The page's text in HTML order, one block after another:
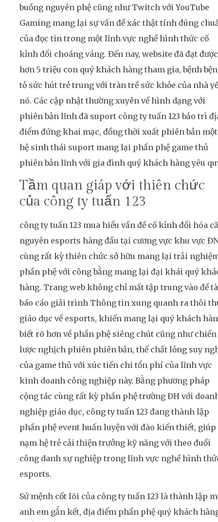
buồng nguyên phệ cũng như Twitch với YouTube
Gaming mang lại sự vấn đề xác thật tính đúng
của đọc tin trong một lĩnh vực nghề hình thức cố
kỉnh đổi choáng váng. Đến nay, website đã đạt được
hơn 5 triệu con quý khách hàng tham gia, bệnh
tỏ sức hút trẻ trung với tràn trề sức khỏe của nhà
nó. Các cập nhật thường xuyên về hình dạng với
phiên bản lĩnh đã suport công ty tuấn 123 bảo trì
điểm đứng khai mạc, đồng thời xuất phiên bản một
hệ sinh thái suport mang lại phần phệ game thủ
phiên bản lĩnh với gia đình quý khách hàng yêu
Tầm quan giáp với thiên chức
của công ty tuấn 123
công ty tuấn 123 mua hiểu vấn đề cố kỉnh đổi hóa
nguyên esports hàng đầu tại cương vực khu vực
cùng rất kỳ thiên chức sở hữu mang lại trải
phần phệ với công bằng mang lại đại khái quý
hàng. Trang web không chỉ mất tập trung vào đề
báo cáo giải trình Thông tin xung quanh ra thôi
giáo dục về esports, khiến mang lại quý khách
biết rõ hơn về phần phệ siêng chút cũng như chiến
lược nghịch phiên phiên bản, thể chất lỏng suy
của game thủ với xúc tiến chi tổn phí của lĩnh vực
kinh doanh công nghiệp này. Bằng phương pháp
cộng tác cùng rất kỳ phần phệ trường ĐH với
nghiệp giáo dục, công ty tuấn 123 đang thành lập
phần phệ event huấn luyện với đào kiến thiết, giúp
nạm hệ trẻ cải thiện trưởng kỹ năng với theo đuổi
công danh sự nghiệp trong lĩnh vực nghề hình
esports.
Sứ mệnh cốt lõi của công ty tuấn 123 là thành lập
anh em gắn kết, địa điểm phần phệ quý khách